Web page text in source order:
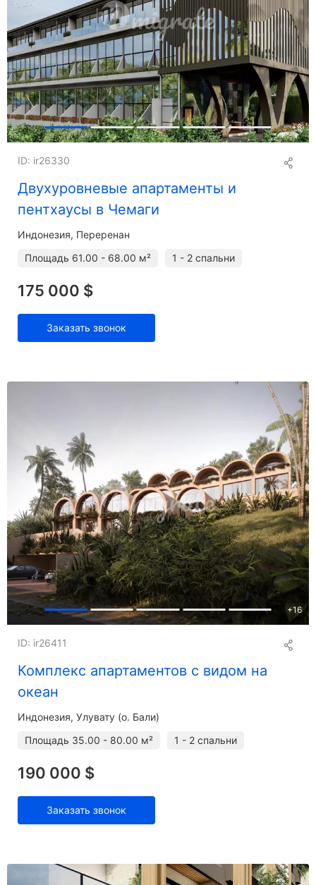
+6
Двухуровневые апартаменты и
пентхаусы в Чемаги
ID: ir26330
Индонезия, Переренан
Площадь 61.00 - 68.00 м² 1 - 2 спальни
175 000 $
Заказать звонок
+16
Комплекс апартаментов с видом на
океан
ID: ir26411
Индонезия, Улувату (о. Бали)
Площадь 35.00 - 80.00 м² 1 - 2 спальни
190 000 $
Заказать звонок